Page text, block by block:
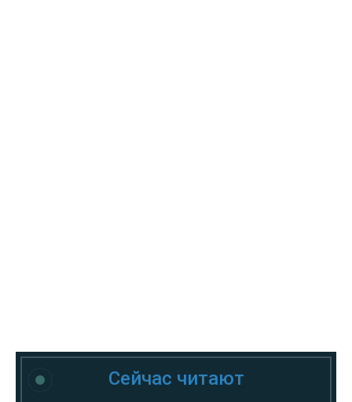
Сейчас читают